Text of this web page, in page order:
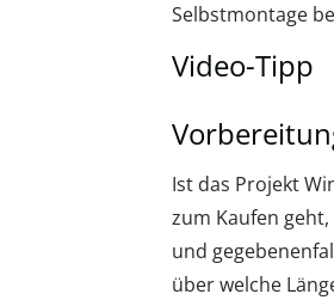
Selbstmontage
Video-Tipp
Ist das Projekt
zum Kaufen
und
über welche